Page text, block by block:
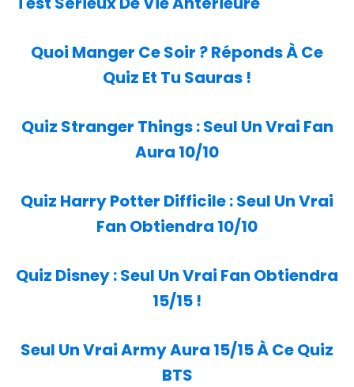
Quoi Manger Ce Soir ? Réponds À Ce
Quiz Et Tu Sauras !
Quiz Stranger Things : Seul Un Vrai Fan
Aura 10/10
Quiz Harry Potter Difficile : Seul Un Vrai
Fan Obtiendra 10/10
Quiz Disney : Seul Un Vrai Fan Obtiendra
15/15 !
Seul Un Vrai Army Aura 15/15 À Ce Quiz
BTS